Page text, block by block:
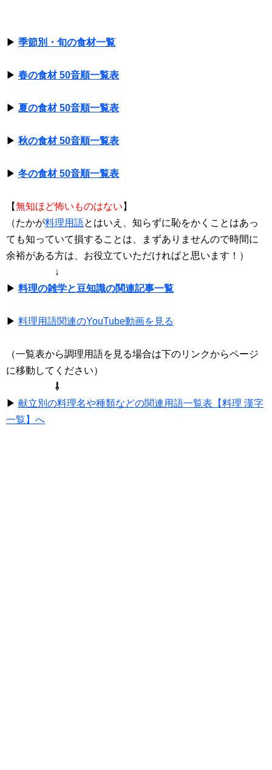
▶ 季節別・旬の食材一覧
▶ 春の食材 50音順一覧表
▶ 夏の食材 50音順一覧表
▶ 秋の食材 50音順一覧表
▶ 冬の食材 50音順一覧表
【無知ほど怖いものはない 】
（たかが料理用語とはいえ、知らずに恥をかくことはあっ
ても知っていて損することは、まずありませんので時間に
余裕がある方は、お役立ていただければと思います！）
↓
▶ 料理の雑学と豆知識の関連記事一覧
▶ 料理用語関連のYouTube動画を見る
（一覧表から調理用語を見る場合は下のリンクからページ
に移動してください）
⇩
▶ 献立別の料理名や種類などの関連用語一覧表【料理 漢字
一覧】へ